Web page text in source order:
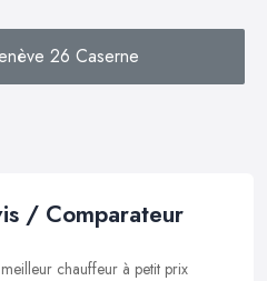
26 Caserne
/ Comparateur
chauffeur à petit prix